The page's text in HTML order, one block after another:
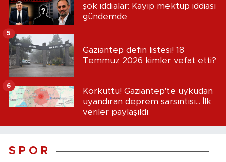
şok iddialar: Kayıp mektup iddiası
gündemde
Gaziantep defin listesi! 18
Temmuz 2026 kimler vefat etti?
5
Korkuttu! Gaziantep'te uykudan
uyandıran deprem sarsıntısı... İlk
veriler paylaşıldı
6
S P O R